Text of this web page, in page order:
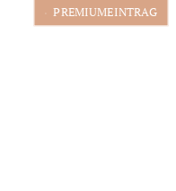
PREMIUMEINTRAG